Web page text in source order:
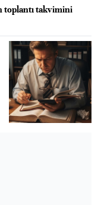
toplantı takvimini